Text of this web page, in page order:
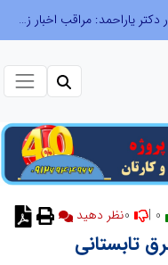
طرحواره های فعال شده در پساجنگ؛ هشدار دکتر یاراحمد: مراقب اخبار زرد و واکنش های هیجانی باشید
نظر دهید
تابستانی